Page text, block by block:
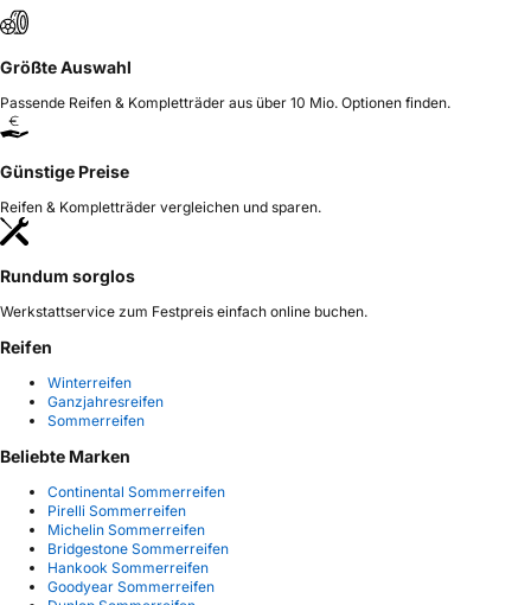
Größte Auswahl
Passende Reifen & Kompletträder aus über 10 Mio. Optionen finden.
Günstige Preise
Reifen & Kompletträder vergleichen und sparen.
Rundum sorglos
Werkstattservice zum Festpreis einfach online buchen.
Reifen
Winterreifen
Ganzjahresreifen
Sommerreifen
Beliebte Marken
Continental Sommerreifen
Pirelli Sommerreifen
Michelin Sommerreifen
Bridgestone Sommerreifen
Hankook Sommerreifen
Goodyear Sommerreifen